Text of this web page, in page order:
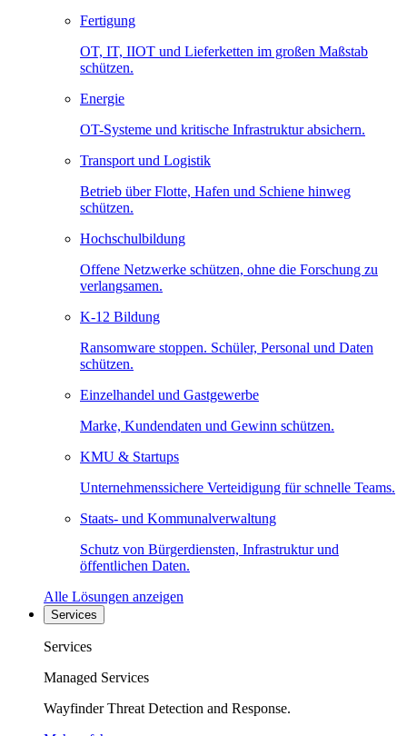
Fertigung
OT, IT, IIOT und Lieferketten im großen Maßstab
schützen.
Energie
OT-Systeme und kritische Infrastruktur absichern.
Transport und Logistik
Betrieb über Flotte, Hafen und Schiene hinweg
schützen.
Hochschulbildung
Offene Netzwerke schützen, ohne die Forschung zu
verlangsamen.
K-12 Bildung
Ransomware stoppen. Schüler, Personal und Daten
schützen.
Einzelhandel und Gastgewerbe
Marke, Kundendaten und Gewinn schützen.
KMU & Startups
Unternehmenssichere Verteidigung für schnelle Teams.
Staats- und Kommunalverwaltung
Schutz von Bürgerdiensten, Infrastruktur und
öffentlichen Daten.
Alle Lösungen anzeigen
Services
Services
Managed Services
Wayfinder Threat Detection and Response.